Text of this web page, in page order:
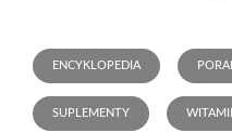
ENCYKLOPEDIA
SUPLEMENTY